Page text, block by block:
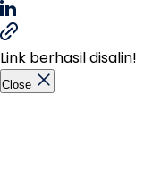
Link berhasil disalin!
Close